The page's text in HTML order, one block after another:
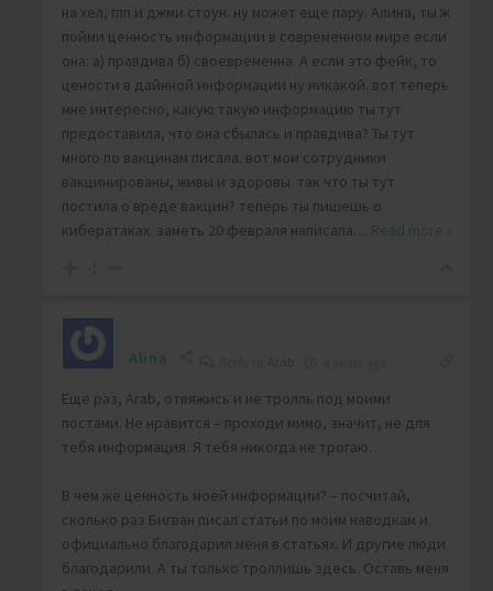
на хел, глп и джми стоун. ну может еще пару. Алина, ты ж
пойми ценность информации в современном мире если
она: а) правдива б) своевременна. А если это фейк, то
цености в дайнной информации ну никакой. вот теперь
мне интересно, какую такую информацию ты тут
предоставила, что она сбылась и правдива? Ты тут
много по вакцинам писала. вот мои сотрудники
вакцинированы, живы и здоровы. так что ты тут
постила о вреде вакцин? теперь ты пишешь о
кибератаках. заметь 20 февраля написала… Read more »
-1
Alina Arab
Еще раз, Arab, отвяжись и не тролль под моими
постами. Не нравится – проходи мимо, значит, не для
тебя информация. Я тебя никогда не трогаю.
В чем же ценность моей информации? – посчитай,
сколько раз Бигван писал статьи по моим наводкам и
официально благодарил меня в статьях. И другие люди
благодарили. А ты только троллишь здесь. Оставь меня